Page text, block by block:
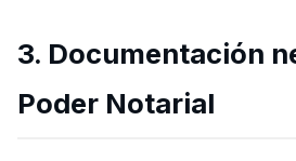
3. Documentación
Poder Notarial